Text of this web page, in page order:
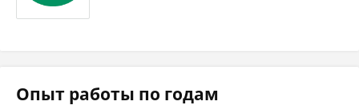
Опыт работы по годам